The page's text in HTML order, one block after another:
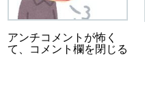
アンチコメントが怖く
て、コメント欄を閉じる